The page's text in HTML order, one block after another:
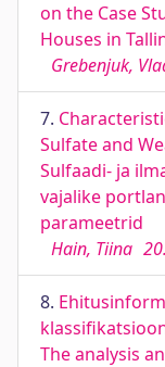
on the Case
Houses in
Grebenjuk,
7.
Sulfate and
Sulfaadi- ja
vajalike
parameetrid
Hain, Tiina
8.
The analysis